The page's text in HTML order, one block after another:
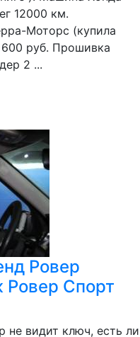
12000 км.
Моторс (купила
руб. Прошивка
2 ...
Ровер
Ровер Спорт
не видит ключ, есть ли